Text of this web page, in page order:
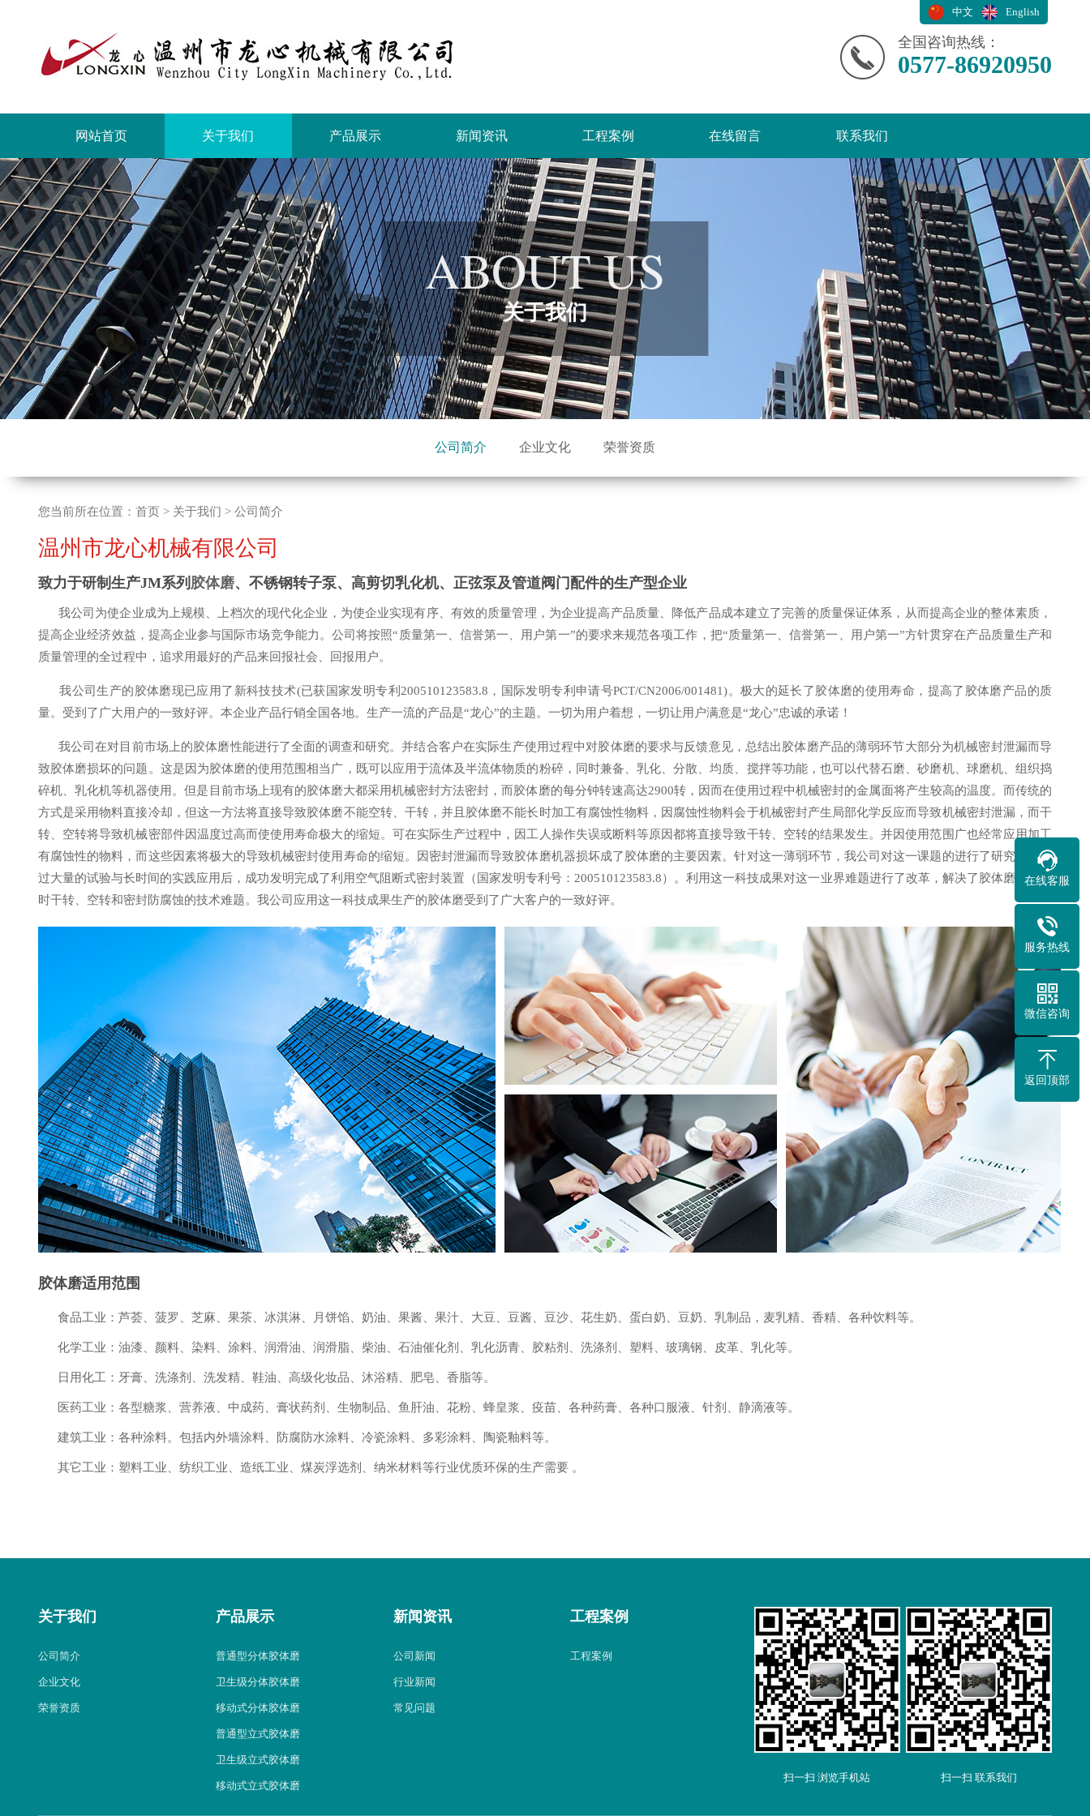
中文 English
全国咨询热线：
0577-86920950
网站首页 关于我们 产品展示 新闻资讯 工程案例 在线留言 联系我们
ABOUT US
关于我们
公司简介 企业文化 荣誉资质
您当前所在位置： 首页 > 关于我们 > 公司简介
温州市龙心机械有限公司
致力于研制生产JM系列 胶体磨、不锈钢转子泵、高剪切乳化机、正弦泵及管道阀门配件的生产型企业
我公司为使企业成为上规模、上档次的现代化企业，为使企业实现有序、有效的质量管理，为企业提高产品质量、降低产品成本建立了完善的质量保证体系，从而提高企业的整体素质，
提高企业经济效益，提高企业参与国际市场竞争能力。公司将按照“质量第一、信誉第一、用户第一”的要求来规范各项工作，把“质量第一、信誉第一、用户第一”方针贯穿在产品质量生产和
质量管理的全过程中，追求用最好的产品来回报社会、回报用户。
我公司生产的胶体磨现已应用了新科技技术(已获国家发明专利200510123583.8，国际发明专利申请号PCT/CN2006/001481)。极大的延长了胶体磨的使用寿命，提高了胶体磨产品的质
量。受到了广大用户的一致好评。本企业产品行销全国各地。生产一流的产品是“龙心”的主题。一切为用户着想，一切让用户满意是“龙心”忠诚的承诺！
我公司在对目前市场上的胶体磨性能进行了全面的调查和研究。并结合客户在实际生产使用过程中对胶体磨的要求与反馈意见，总结出胶体磨产品的薄弱环节大部分为机械密封泄漏而导
致胶体磨损坏的问题。这是因为胶体磨的使用范围相当广，既可以应用于流体及半流体物质的粉碎，同时兼备、乳化、分散、均质、搅拌等功能，也可以代替石磨、砂磨机、球磨机、组织捣
碎机、乳化机等机器使用。但是目前市场上现有的胶体磨大都采用机械密封方法密封，而胶体磨的每分钟转速高达2900转，因而在使用过程中机械密封的金属面将产生较高的温度。而传统的
方式是采用物料直接冷却，但这一方法将直接导致胶体磨不能空转、干转，并且胶体磨不能长时加工有腐蚀性物料，因腐蚀性物料会于机械密封产生局部化学反应而导致机械密封泄漏，而干
转、空转将导致机械密部件因温度过高而使使用寿命极大的缩短。可在实际生产过程中，因工人操作失误或断料等原因都将直接导致干转、空转的结果发生。并因使用范围广也经常应用加工
有腐蚀性的物料，而这些因素将极大的导致机械密封使用寿命的缩短。因密封泄漏而导致胶体磨机器损坏成了胶体磨的主要因素。针对这一薄弱环节，我公司对这一课题的进行了研究，在经
过大量的试验与长时间的实践应用后，成功发明完成了利用空气阻断式密封装置（国家发明专利号：200510123583.8）。利用这一科技成果对这一业界难题进行了改革，解决了胶体磨不能长
时干转、空转和密封防腐蚀的技术难题。我公司应用这一科技成果生产的胶体磨受到了广大客户的一致好评。
胶体磨适用范围
食品工业：芦荟、菠罗、芝麻、果茶、冰淇淋、月饼馅、奶油、果酱、果汁、大豆、豆酱、豆沙、花生奶、蛋白奶、豆奶、乳制品，麦乳精、香精、各种饮料等。
化学工业：油漆、颜料、染料、涂料、润滑油、润滑脂、柴油、石油催化剂、乳化沥青、胶粘剂、洗涤剂、塑料、玻璃钢、皮革、乳化等。
日用化工：牙膏、洗涤剂、洗发精、鞋油、高级化妆品、沐浴精、肥皂、香脂等。
医药工业：各型糖浆、营养液、中成药、膏状药剂、生物制品、鱼肝油、花粉、蜂皇浆、疫苗、各种药膏、各种口服液、针剂、静滴液等。
建筑工业：各种涂料。包括内外墙涂料、防腐防水涂料、冷瓷涂料、多彩涂料、陶瓷釉料等。
其它工业：塑料工业、纺织工业、造纸工业、煤炭浮选剂、纳米材料等行业优质环保的生产需要 。
关于我们
公司简介
企业文化
荣誉资质
产品展示
普通型分体胶体磨
卫生级分体胶体磨
移动式分体胶体磨
普通型立式胶体磨
卫生级立式胶体磨
移动式立式胶体磨
新闻资讯
公司新闻
行业新闻
常见问题
工程案例
工程案例
扫一扫 浏览手机站 扫一扫 联系我们
在线客服
服务热线
微信咨询
返回顶部